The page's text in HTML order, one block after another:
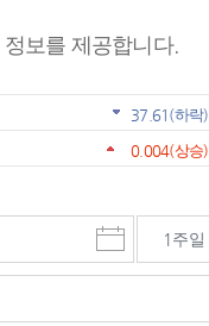
정보를 제공합니다.
37.61 (하락)
0.004(상승)
종
료
1주일